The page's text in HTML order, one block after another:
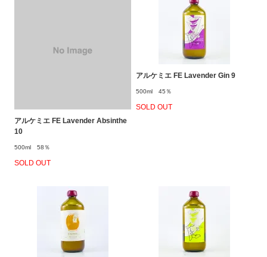
アルケミエ FE Lavender Absinthe
10
500ml 58％
SOLD OUT
アルケミエ FE Lavender Gin 9
500ml 45％
SOLD OUT